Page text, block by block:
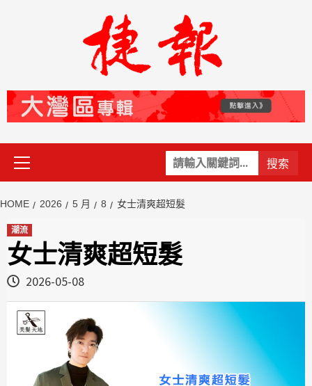
關
鍵
Primary
Menu
HOME 2026 5 月 8 女士清爽超短髮
潮流
女士清爽超短髮
2026-05-08